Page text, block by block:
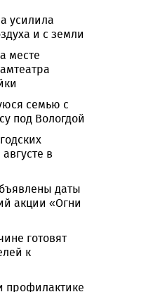
усилила
и с земли
месте
семью с
под Вологдой
в
даты
акции «Огни
готовят
к
профилактике